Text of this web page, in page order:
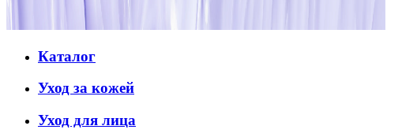
Каталог
Уход за кожей
Уход для лица